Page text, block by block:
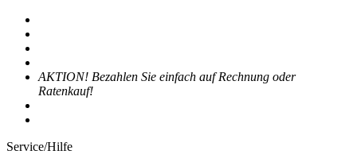
AKTION! Bezahlen Sie einfach auf Rechnung oder
Ratenkauf!
Service/Hilfe